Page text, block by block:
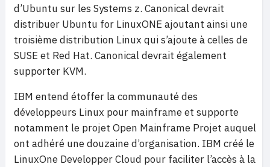
d’Ubuntu sur les Systems z. Canonical devrait
distribuer Ubuntu for LinuxONE ajoutant ainsi une
troisième distribution Linux qui s’ajoute à celles de
SUSE et Red Hat. Canonical devrait également
supporter KVM.
IBM entend étoffer la communauté des
développeurs Linux pour mainframe et supporte
notamment le projet Open Mainframe Projet auquel
ont adhéré une douzaine d’organisation. IBM créé le
LinuxOne Developper Cloud pour faciliter l’accès à la